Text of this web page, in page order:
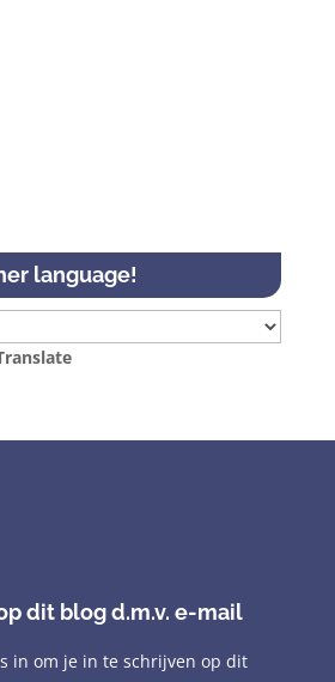
language!
dit blog d.m.v. e-mail
in om je in te schrijven op dit